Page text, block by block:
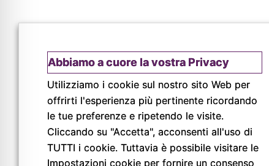
Invia
Abbiamo a cuore la vostra Privacy
Utilizziamo i cookie sul nostro sito Web per
offrirti l'esperienza più pertinente ricordando
le tue preferenze e ripetendo le visite.
Cliccando su "Accetta", acconsenti all'uso di
TUTTI i cookie. Tuttavia è possibile visitare le
Impostazioni cookie per fornire un consenso